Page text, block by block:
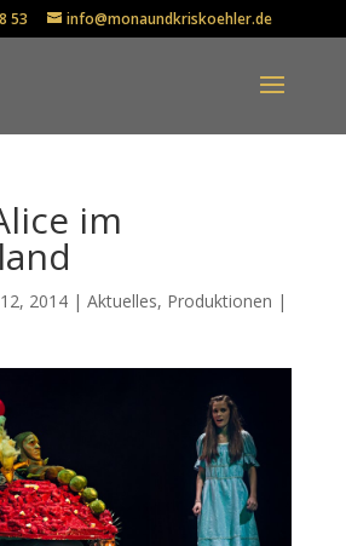
53 info@monaundkriskoehler.de
im
2014| Aktuelles, Produktionen |